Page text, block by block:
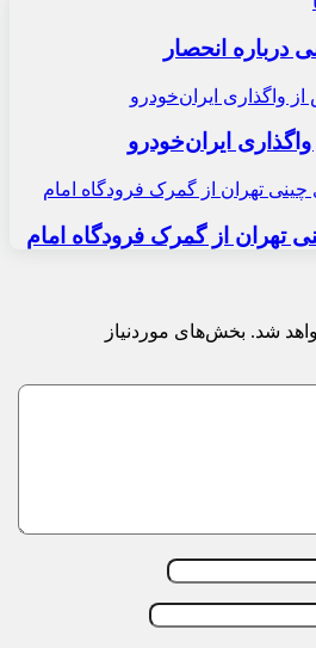
درباره انحصار
واگذاری ایران‌خودرو
تهران از گمرک فرودگاه امام
شد. بخش‌های موردنیاز